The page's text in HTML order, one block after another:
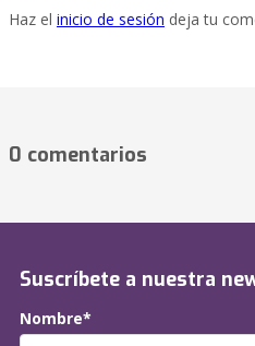
Haz el inicio de sesión deja tu
0 comentarios
Suscríbete a nuestra
Nombre*